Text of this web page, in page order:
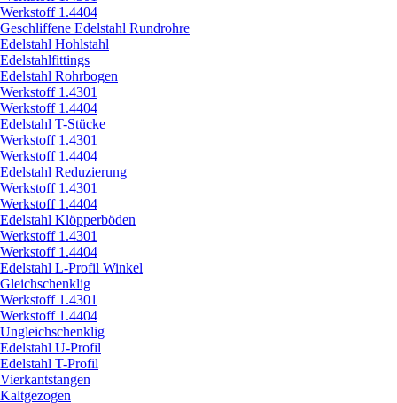
Werkstoff 1.4404
Geschliffene Edelstahl Rundrohre
Edelstahl Hohlstahl
Edelstahlfittings
Edelstahl Rohrbogen
Werkstoff 1.4301
Werkstoff 1.4404
Edelstahl T-Stücke
Werkstoff 1.4301
Werkstoff 1.4404
Edelstahl Reduzierung
Werkstoff 1.4301
Werkstoff 1.4404
Edelstahl Klöpperböden
Werkstoff 1.4301
Werkstoff 1.4404
Edelstahl L-Profil Winkel
Gleichschenklig
Werkstoff 1.4301
Werkstoff 1.4404
Ungleichschenklig
Edelstahl U-Profil
Edelstahl T-Profil
Vierkantstangen
Kaltgezogen